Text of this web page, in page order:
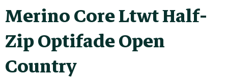
Merino Core Ltwt Half-
Zip Optifade Open
Country